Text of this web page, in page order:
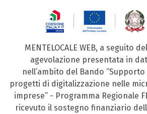
MENTELOCALE WEB, a seguito
agevolazione presentata in
nell’ambito del Bando
progetti di digitalizzazione nelle
imprese” - Programma Regionale
ricevuto il sostegno finanziario